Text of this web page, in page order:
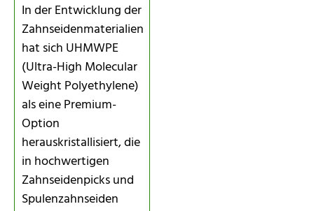
In der Entwicklung der
Zahnseidenmaterialien
hat sich UHMWPE
(Ultra-High Molecular
Weight Polyethylene)
als eine Premium-
Option
herauskristallisiert, die
in hochwertigen
Zahnseidenpicks und
Spulenzahnseiden